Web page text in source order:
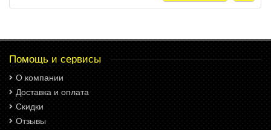
Помощь и сервисы
О компании
Доставка и оплата
Скидки
Отзывы